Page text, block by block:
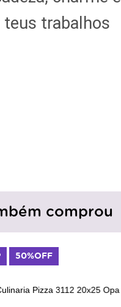
trabalhos
comprou
3112 20x25 Opa